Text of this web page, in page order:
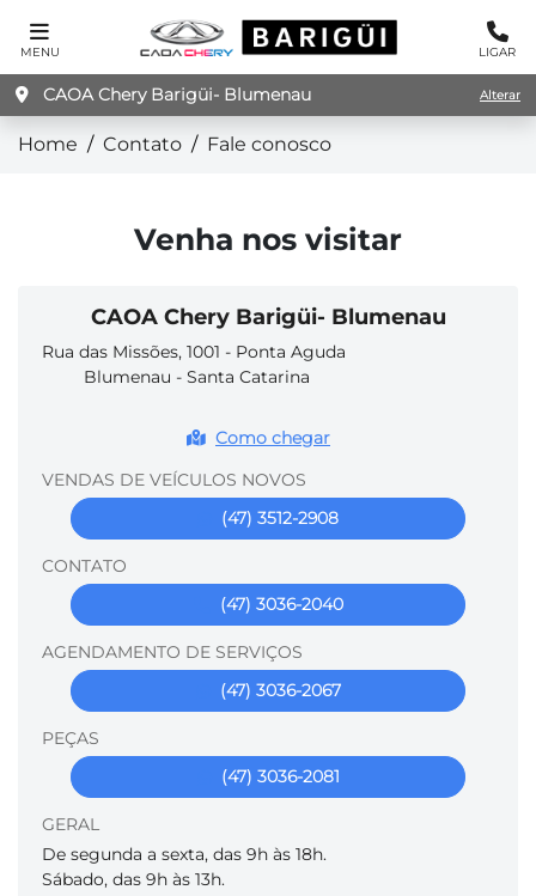
MENU LIGAR
CAOA Chery Barigüi- Blumenau Alterar
Home Contato Fale conosco
Venha nos visitar
CAOA Chery Barigüi- Blumenau
Rua das Missões, 1001 - Ponta Aguda
Blumenau - Santa Catarina
Como chegar
VENDAS DE VEÍCULOS NOVOS
(47) 3512-2908
CONTATO
(47) 3036-2040
AGENDAMENTO DE SERVIÇOS
(47) 3036-2067
PEÇAS
(47) 3036-2081
GERAL
De segunda a sexta, das 9h às 18h.
Sábado, das 9h às 13h.